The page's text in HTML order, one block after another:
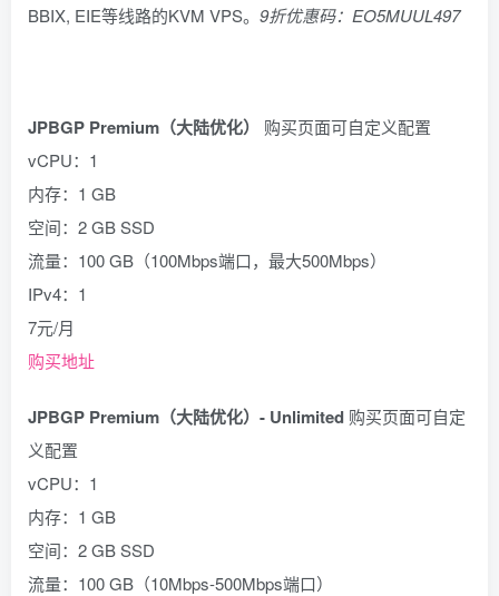
BBIX, EIE等线路的KVM VPS。 9折优惠码：EO5MUUL497
JPBGP Premium（大陆优化）
购买页面可自定义配置
vCPU：1
内存：1 GB
空间：2 GB SSD
流量：100 GB（100Mbps端口，最大500Mbps）
IPv4：1
7元/月
购买地址
JPBGP Premium（大陆优化）- Unlimited 购买页面可自定
义配置
vCPU：1
内存：1 GB
空间：2 GB SSD
流量：100 GB（10Mbps-500Mbps端口）